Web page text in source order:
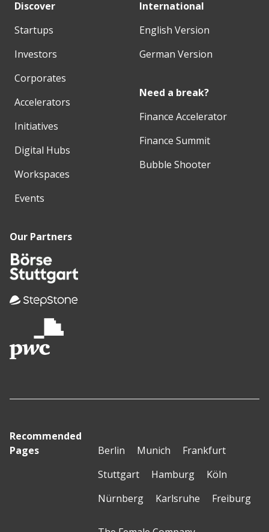
Discover
Startups
Investors
Corporates
Accelerators
Initiatives
Digital Hubs
Workspaces
Events
International
English Version
German Version
Need a break?
Finance Accelerator
Finance Summit
Bubble Shooter
Our Partners
Recommended
Pages
Berlin Munich
Frankfurt
Stuttgart
Hamburg
Köln
Nürnberg
Karlsruhe Freiburg